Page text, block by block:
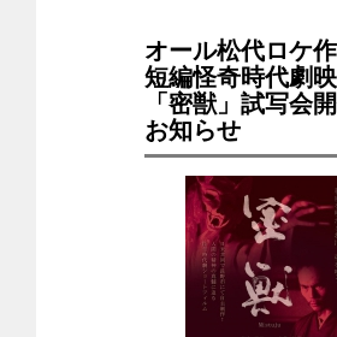
オール松代ロケ
短編怪奇時代劇
「密獣」試写会
お知らせ